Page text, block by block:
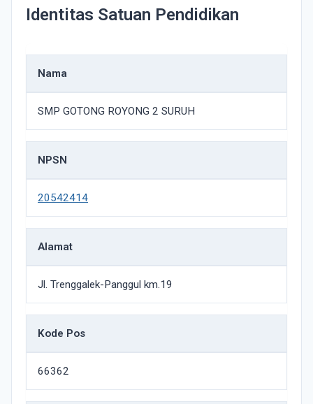
Identitas Satuan Pendidikan
Nama
SMP GOTONG ROYONG 2 SURUH
NPSN
20542414
Alamat
Jl. Trenggalek-Panggul km.19
Kode Pos
66362